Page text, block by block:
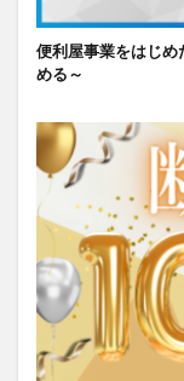
便利屋事業をはじめ
める～